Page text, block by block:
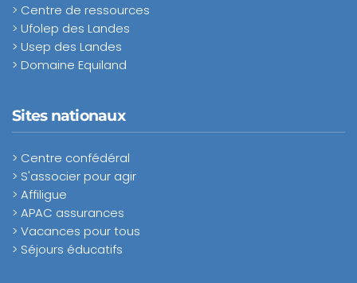
> Centre de ressources
> Ufolep des Landes
> Usep des Landes
> Domaine Equiland
Sites nationaux
> Centre confédéral
> S'associer pour agir
> Affiligue
> APAC assurances
> Vacances pour tous
> Séjours éducatifs